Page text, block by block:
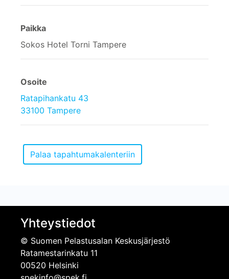
Paikka
Sokos Hotel Torni Tampere
Osoite
Ratapihankatu 43
33100 Tampere
Yhteystiedot
© Suomen Pelastusalan Keskusjärjestö
Ratamestarinkatu 11
00520 Helsinki